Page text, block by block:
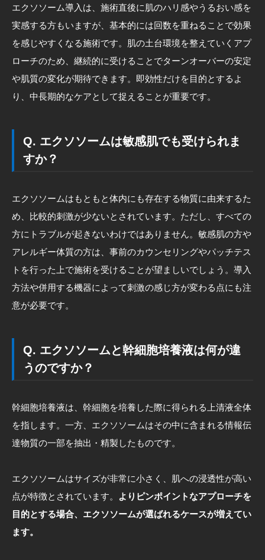
エクソソーム導入は、施術直後に肌のハリ感やうるおい感を
実感する方もいますが、基本的には回数を重ねることで効果
を感じやすくなる施術です。肌の土台環境を整えていくアプ
ローチのため、継続的に受けることでターンオーバーの安定
や肌質の変化が期待できます。即効性だけを目的とするよ
り、中長期的なケアとして捉えることが重要です。
Q. エクソソームは敏感肌でも受けられま
すか？
エクソソームはもともと体内にも存在する物質に由来するた
め、比較的刺激が少ないとされています。ただし、すべての
方にトラブルが起きないわけではありません。敏感肌の方や
アレルギー体質の方は、事前のカウンセリングやパッチテス
トを行った上で施術を受けることが望ましいでしょう。導入
方法や併用する機器によって刺激の感じ方が変わる点にも注
意が必要です。
Q. エクソソームと幹細胞培養液は何が違
うのですか？
幹細胞培養液は、幹細胞を培養した際に得られる上清液全体
を指します。一方、エクソソームはその中に含まれる情報伝
達物質の一部を抽出・精製したものです。
エクソソームはサイズが非常に小さく、肌への浸透性が高い
点が特徴とされています。
よりピンポイントなアプローチを
目的とする場合、エクソソームが選ばれるケースが増えてい
ます。